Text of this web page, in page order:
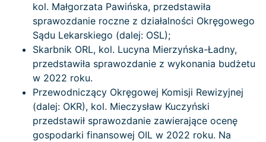
kol. Małgorzata Pawińska, przedstawiła
sprawozdanie roczne z działalności Okręgowego
Sądu Lekarskiego (dalej: OSL);
Skarbnik ORL, kol. Lucyna Mierzyńska-Ładny,
przedstawiła sprawozdanie z wykonania budżetu
w 2022 roku.
Przewodniczący Okręgowej Komisji Rewizyjnej
(dalej: OKR), kol. Mieczysław Kuczyński
przedstawił sprawozdanie zawierające ocenę
gospodarki finansowej OIL w 2022 roku. Na